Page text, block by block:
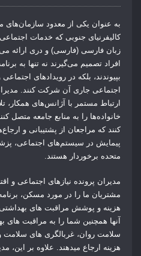
به عنوان یکی از معدود سازمان‌های
کالیفرنیای جنوبی که خدمات
زبان فارسی (فارسی) و دری ارائه
افراد تصمیم می‌گیرند نه تنها به
بپیوندند، بلکه در رویدادهای اجتماعی
اجتماعی جاری آن شرکت کنند.
ارتباط مستمر با آژانس‌های همکار،
خانواده‌ها را به منابع جامعه متصل
کنند که مراجعان از پشتیبانی و
پیمایش در سیستم‌های اجتماعی،
متحده برخوردار هستند.
مدیران پرونده نیازهای اجتماعی و
مشتریان ما را در مورد مسکن،
هزینه و پوشش مراقبت های بهداشتی
آنها همچنین شما را به مراقبت های
سلامت روان، غربالگری های سلامت
هزینه ارجاع میدهند. علاوه بر این،